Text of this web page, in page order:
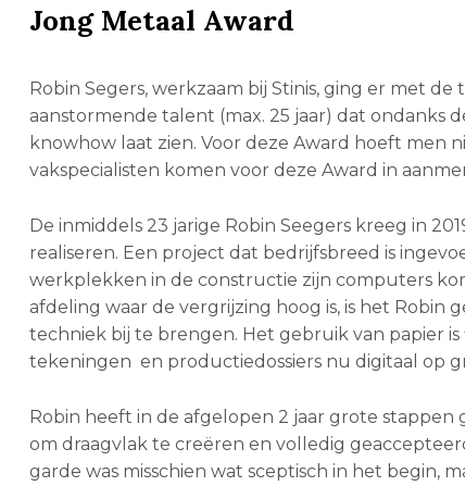
Jong Metaal Award
Robin Segers, werkzaam bij Stinis, ging er met
aanstormende talent (max. 25 jaar) dat ondanks
knowhow laat zien. Voor deze Award hoeft men
vakspecialisten komen voor deze Award in
De inmiddels 23 jarige Robin Seegers kreeg in
realiseren. Een project dat bedrijfsbreed is
werkplekken in de constructie zijn computers
afdeling waar de vergrijzing hoog is, is het
techniek bij te brengen. Het gebruik van papier
tekeningen en productiedossiers nu digitaal op
Robin heeft in de afgelopen 2 jaar grote
om draagvlak te creëren en volledig
garde was misschien wat sceptisch in het begin,